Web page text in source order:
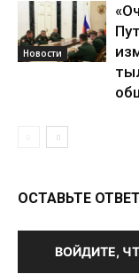
Новости
ОСТАВЬТЕ ОТВЕТ
ВОЙДИТЕ,